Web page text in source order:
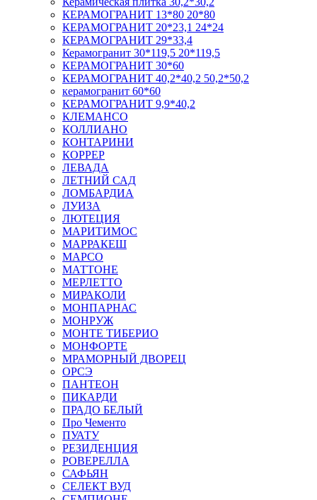
КЕРАМОГРАНИТ 13*80 20*80
КЕРАМОГРАНИТ 20*23,1 24*24
КЕРАМОГРАНИТ 29*33,4
Керамогранит 30*119,5 20*119,5
КЕРАМОГРАНИТ 30*60
КЕРАМОГРАНИТ 40,2*40,2 50,2*50,2
керамогранит 60*60
КЕРАМОГРАНИТ 9,9*40,2
КЛЕМАНСО
КОЛЛИАНО
КОНТАРИНИ
КОРРЕР
ЛЕВАДА
ЛЕТНИЙ САД
ЛОМБАРДИА
ЛУИЗА
ЛЮТЕЦИЯ
МАРИТИМОС
МАРРАКЕШ
МАРСО
МАТТОНЕ
МЕРЛЕТТО
МИРАКОЛИ
МОНПАРНАС
МОНРУЖ
МОНТЕ ТИБЕРИО
МОНФОРТЕ
МРАМОРНЫЙ ДВОРЕЦ
ОРСЭ
ПАНТЕОН
ПИКАРДИ
ПРАДО БЕЛЫЙ
Про Чементо
ПУАТУ
РЕЗИДЕНЦИЯ
РОВЕРЕЛЛА
САФЬЯН
СЕЛЕКТ ВУД